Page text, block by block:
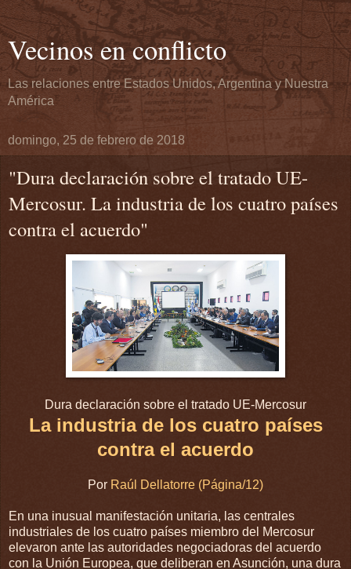
Vecinos en conflicto
Las relaciones entre Estados Unidos, Argentina y Nuestra
América
domingo, 25 de febrero de 2018
"Dura declaración sobre el tratado UE-
Mercosur. La industria de los cuatro países
contra el acuerdo"
Dura declaración sobre el tratado UE-Mercosur
La industria de los cuatro países
contra el acuerdo
Por Raúl Dellatorre (Página/12)
En una inusual manifestación unitaria, las centrales
industriales de los cuatro países miembro del Mercosur
elevaron ante las autoridades negociadoras del acuerdo
con la Unión Europea, que deliberan en Asunción, una dura